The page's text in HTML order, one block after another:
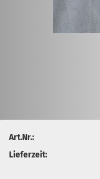
Art.Nr.:
Lieferzeit: